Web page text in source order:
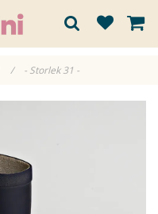
/ - Storlek 31 -